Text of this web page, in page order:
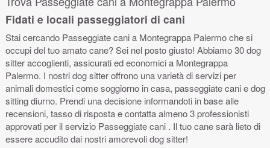
Fidati e locali passeggiatori di cani
Stai cercando Passeggiate cani a Montegrappa Palermo che si
occupi del tuo amato cane? Sei nel posto giusto! Abbiamo 30 dog
sitter accoglienti, assicurati ed economici a Montegrappa
Palermo. I nostri dog sitter offrono una varietà di servizi per
animali domestici come soggiorno in casa, passeggiate cani e dog
sitting diurno. Prendi una decisione informandoti in base alle
recensioni, tasso di risposta e contatta almeno 3 professionisti
approvati per il servizio Passeggiate cani . Il tuo cane sarà lieto di
essere accudito dai nostri amorevoli dog sitter!